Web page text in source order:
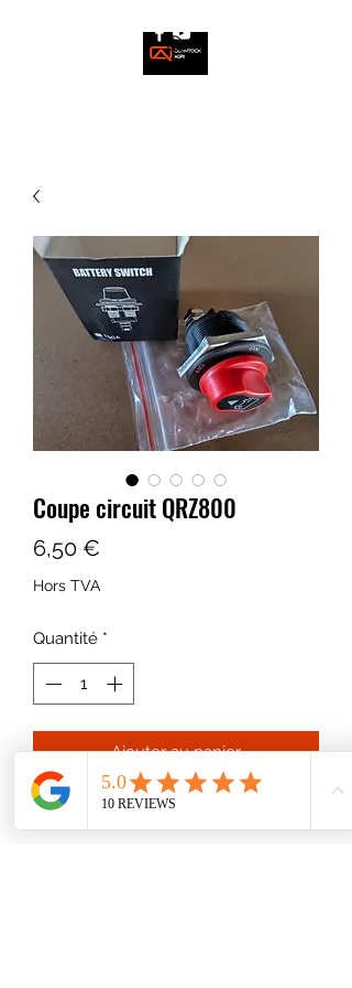
Coupe circuit QRZ800
6,50 €
Hors TVA
Quantité *
Ajouter au panier
Coupe circuit 200A